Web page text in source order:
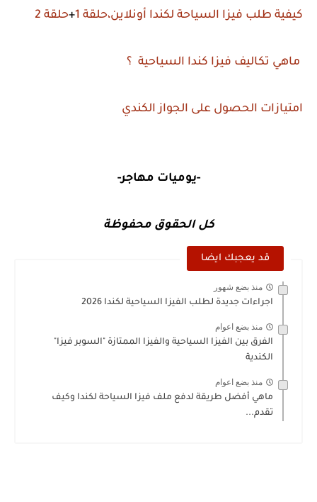
كيفية طلب فيزا السياحة لكندا أونلاين،حلقة 1 +حلقة 2
ماهي تكاليف فيزا كندا السياحية ؟
امتيازات الحصول على الجواز الكندي
-يوميات مهاجر-
كل الحقوق محفوظة
قد يعجبك ايضا
منذ بضع شهور
اجراءات جديدة لطلب الفيزا السياحية لكندا 2026
منذ بضع اعوام
الفرق بين الفيزا السياحية والفيزا الممتازة "السوبر فيزا"
الكندية
منذ بضع اعوام
ماهي أفضل طريقة لدفع ملف فيزا السياحة لكندا وكيف
تقدم...